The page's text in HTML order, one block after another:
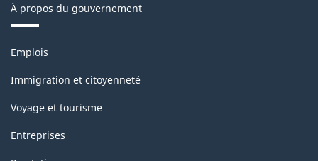
À propos du gouvernement
Thèmes
sujets
Emplois
Immigration et citoyenneté
Voyage et tourisme
Entreprises